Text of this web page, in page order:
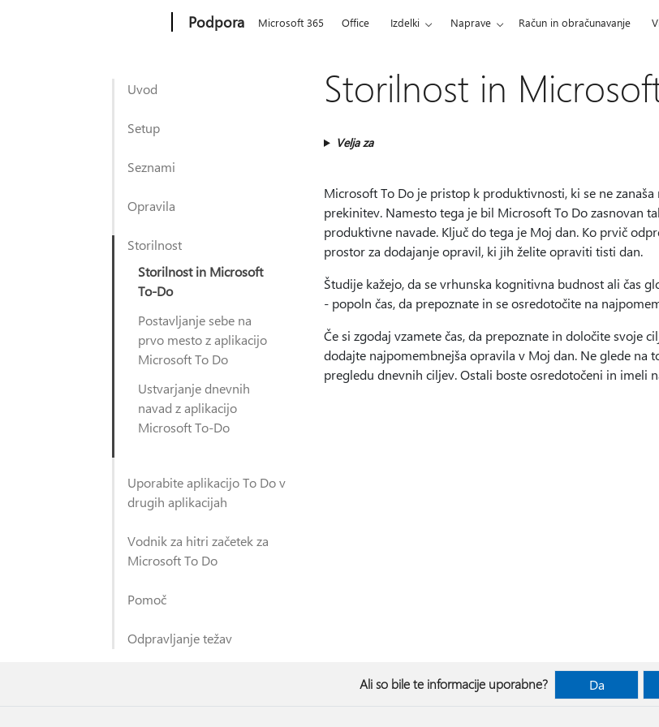
Podpora Microsoft 365 Office Izdelki Naprave Račun in obračunavanje
Uvod
Setup
Seznami
Opravila
Storilnost
Storilnost in Microsoft
To-Do
Postavljanje sebe na
prvo mesto z aplikacijo
Microsoft To Do
Ustvarjanje dnevnih
navad z aplikacijo
Microsoft To-Do
Uporabite aplikacijo To Do v
drugih aplikacijah
Vodnik za hitri začetek za
Microsoft To Do
Pomoč
Odpravljanje težav
Storilnost in
Velja za
Microsoft To Do je pristop k produktivnosti, ki se ne
prekinitev. Namesto tega je bil Microsoft To Do zasnovan
produktivne navade. Ključ do tega je Moj dan. Ko prvič
prostor za dodajanje opravil, ki jih želite opraviti tisti dan.
Študije kažejo, da se vrhunska kognitivna budnost ali čas
- popoln čas, da prepoznate in se osredotočite na
Če si zgodaj vzamete čas, da prepoznate in določite svoje
dodajte najpomembnejša opravila v Moj dan. Ne glede na
pregledu dnevnih ciljev. Ostali boste osredotočeni in imeli
Ali so bile te informacije uporabne? Da